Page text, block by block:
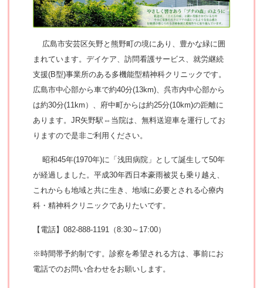
広島市安芸区矢野と熊野町の境にあり、豊かな緑に囲
まれています。デイケア、訪問看護サービス、就労継続
支援(B型)事業所のある多機能型精神科クリニックです。
広島市中心部から車で約40分(13km)、呉市内中心部から
は約30分(11km）、府中町からは約25分(10km)の距離に
あります。JR矢野駅⇔当院は、無料送迎車を運行してお
りますので是非ご利用ください。
昭和45年(1970年)に「浅田病院」として誕生して50年
が経過しました。平成30年西日本豪雨被災も乗り越え、
これからも地域と共に生き、地域に必要とされる心療内
科・精神科クリニックでありたいです。
【電話】082-888-1191（8:30～17:00）
※時間帯予約制です。診察を希望される方は、事前にお
電話でのお問い合わせをお願いします。